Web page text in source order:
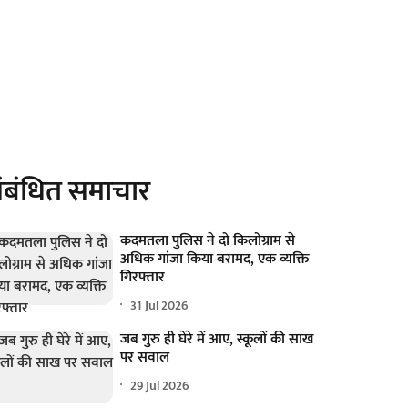
समाचार
कदमतला पुलिस ने दो किलोग्राम से
अधिक गांजा किया बरामद, एक व्यक्ति
गिरफ्तार
31 Jul 2026
जब गुरु ही घेरे में आए, स्कूलों की साख
पर सवाल
29 Jul 2026